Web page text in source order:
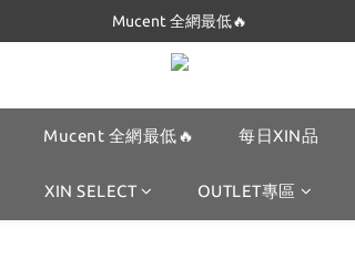
Dickies 最低$280起🔥
Dickies 最低$280起🔥
Mucent 全網最低🔥 每日XIN品
XIN SELECT OUTLET專區